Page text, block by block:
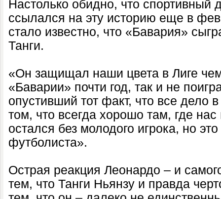
Настолько обидно, что спортивный
ссылался на эту историю еще в
стало известно, что «Бавария»
Танги.
«Он защищал наши цвета в Лиге
«Баварии» почти год, так и не
опустивший тот факт, что все дело
том, что всегда хорошо там, где
остался без молодого игрока, но
футболиста».
Острая реакция Леонардо – и
тем, что Танги Ньянзу и правда